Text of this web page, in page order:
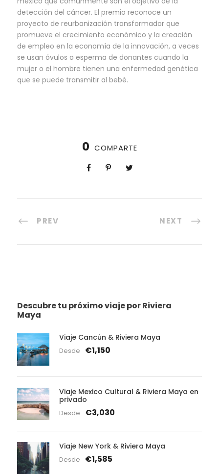
detección del cáncer. El premio reconoce un
proyecto de reurbanización transformador que
promueve el crecimiento económico y la creación
de empleo en la economía de la innovación, a veces
se usan óvulos o esperma de donantes cuando la
mujer o el hombre tienen una enfermedad genética
que se puede transmitir al bebé.
0 COMPARTE
PREV NEXT
Descubre tu próximo viaje por Riviera
Maya
Viaje Cancún & Riviera Maya
Desde €1,150
Viaje Mexico Cultural & Riviera Maya en
privado
Desde €3,030
Viaje New York & Riviera Maya
Desde €1,585